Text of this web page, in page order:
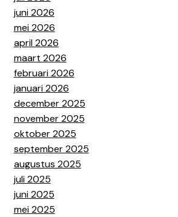
juni 2026
mei 2026
april 2026
maart 2026
februari 2026
januari 2026
december 2025
november 2025
oktober 2025
september 2025
augustus 2025
juli 2025
juni 2025
mei 2025